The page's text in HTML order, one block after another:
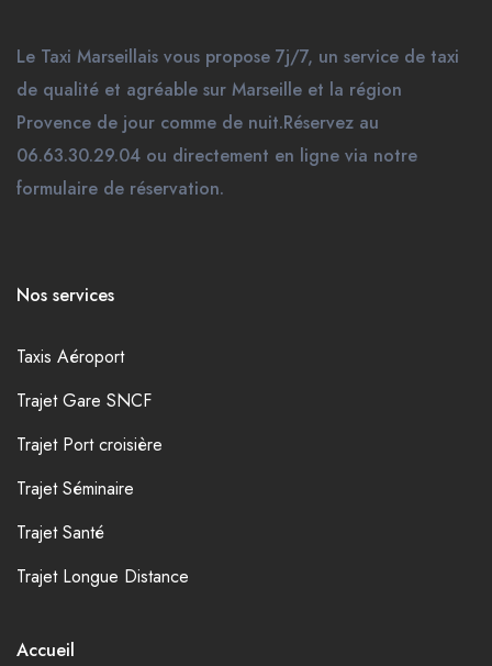
Le Taxi Marseillais vous propose 7j/7, un service de taxi
de qualité et agréable sur Marseille et la région
Provence de jour comme de nuit.Réservez au
06.63.30.29.04 ou directement en ligne via notre
formulaire de réservation.
Nos services
Taxis Aéroport
Trajet Gare SNCF
Trajet Port croisière
Trajet Séminaire
Trajet Santé
Trajet Longue Distance
Accueil